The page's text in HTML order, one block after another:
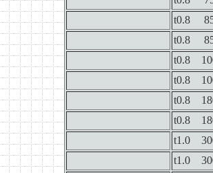
t0.8
t0.8
t0.8
t0.8
t0.8
t0.8
t1.0
t1.0